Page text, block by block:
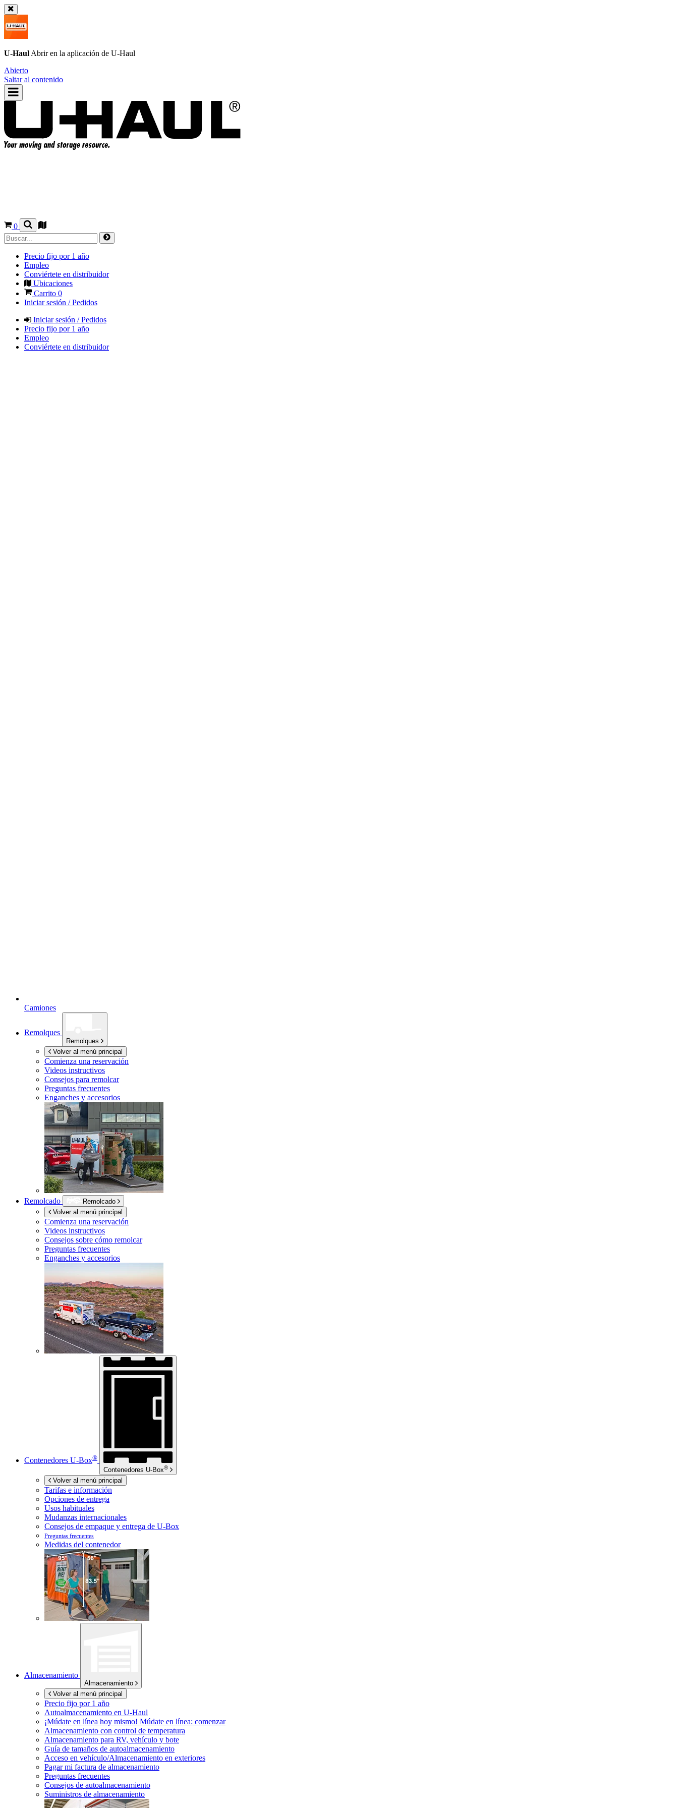
U-Haul Abrir en la aplicación de U-Haul
Abierto
Saltar al contenido
0
Precio fijo por 1 año
Empleo
Conviértete en distribuidor
Ubicaciones
Carrito 0
Iniciar sesión / Pedidos
Iniciar sesión / Pedidos
Precio fijo por 1 año
Empleo
Conviértete en distribuidor
Camiones
Remolques
Remolques
Volver al menú principal
Comienza una reservación
Videos instructivos
Consejos para remolcar
Preguntas frecuentes
Enganches y accesorios
Remolcado
Remolcado
Volver al menú principal
Comienza una reservación
Videos instructivos
Consejos sobre cómo remolcar
Preguntas frecuentes
Enganches y accesorios
Contenedores U-Box®
Contenedores U-Box®
Volver al menú principal
Tarifas e información
Opciones de entrega
Usos habituales
Mudanzas internacionales
Consejos de empaque y entrega de U-Box
Preguntas frecuentes
Medidas del contenedor
Almacenamiento
Almacenamiento
Volver al menú principal
Precio fijo por 1 año
Autoalmacenamiento en U-Haul
¡Múdate en línea hoy mismo! Múdate en línea: comenzar
Almacenamiento con control de temperatura
Almacenamiento para RV, vehículo y bote
Guía de tamaños de autoalmacenamiento
Acceso en vehículo/Almacenamiento en exteriores
Pagar mi factura de almacenamiento
Preguntas frecuentes
Consejos de autoalmacenamiento
Suministros de almacenamiento